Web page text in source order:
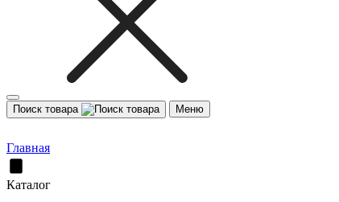
Поиск товара Меню
Главная
Каталог